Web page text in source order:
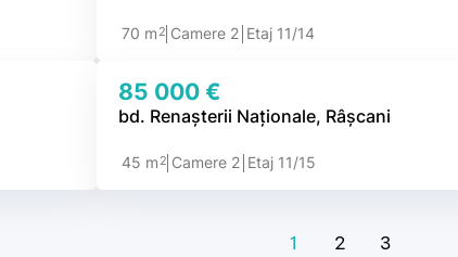
70 m 2 Camere 2 Etaj 11/14
85 000 €
bd. Renașterii Naționale, Râșcani
45 m 2 Camere 2 Etaj 11/15
1 2 3